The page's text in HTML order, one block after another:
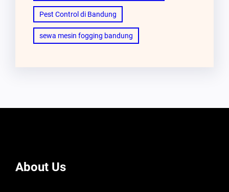
Pest Control di Bandung
sewa mesin fogging bandung
About Us